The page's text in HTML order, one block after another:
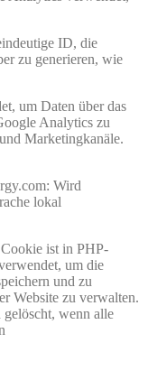
ID, die
zu generieren, wie
um Daten über das
Analytics zu
Marketingkanäle.
Wird
lokal
ist in PHP-
um die
und zu
Website zu verwalten.
wenn alle